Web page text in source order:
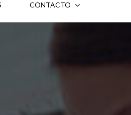
CONTACTO